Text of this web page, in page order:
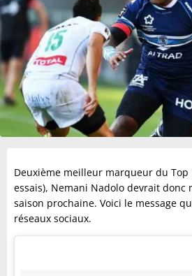
Deuxième meilleur marqueur du Top
essais), Nemani Nadolo devrait
saison prochaine. Voici le message
réseaux sociaux.